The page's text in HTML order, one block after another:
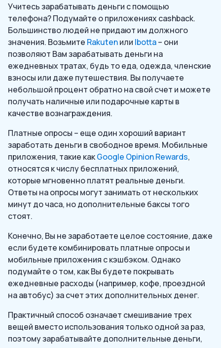
Учитесь зарабатывать деньги с помощью
телефона? Подумайте о приложениях cashback.
Большинство людей не придают им должного
значения. Возьмите Rakutenили Ibotta– они
позволяют Вам зарабатывать деньги на
ежедневных тратах, будь то еда, одежда, членские
взносы или даже путешествия. Вы получаете
небольшой процент обратно на свой счет и можете
получать наличные или подарочные карты в
качестве вознаграждения.
Платные опросы – еще один хороший вариант
заработать деньги в свободное время. Мобильные
приложения, такие какGoogle Opinion Rewards,
относятся к числу бесплатных приложений,
которые мгновенно платят реальные деньги.
Ответы на опросы могут занимать от нескольких
минут до часа, но дополнительные баксы того
стоят.
Конечно, Вы не заработаете целое состояние, даже
если будете комбинировать платные опросы и
мобильные приложения с кэшбэком. Однако
подумайте о том, как Вы будете покрывать
ежедневные расходы (например, кофе, проездной
на автобус) за счет этих дополнительных денег.
Практичный способ означает смешивание трех
вещей вместо использования только одной за раз,
поэтому зарабатывайте дополнительные деньги,